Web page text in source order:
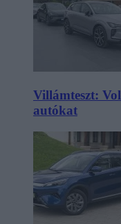
Villámteszt:
autókat